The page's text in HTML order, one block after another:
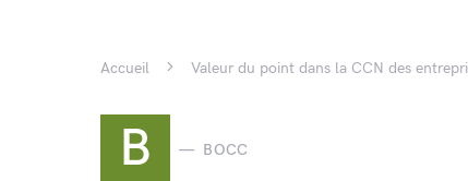
Accueil Valeur du point dans la CCN des
B BOCC